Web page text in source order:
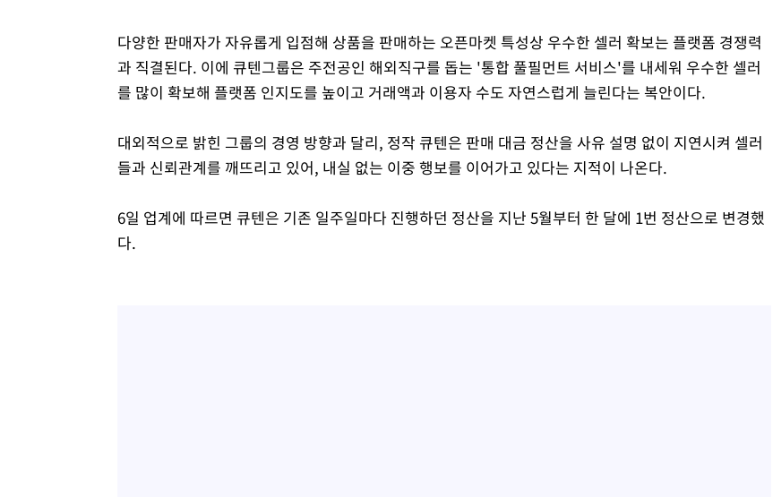
다양한 판매자가 자유롭게 입점해 상품을 판매하는 오픈마켓 특성상 우수한 셀러 확보는 플랫폼 경쟁력
과 직결된다. 이에 큐텐그룹은 주전공인 해외직구를 돕는 '통합 풀필먼트 서비스'를 내세워 우수한 셀러
를 많이 확보해 플랫폼 인지도를 높이고 거래액과 이용자 수도 자연스럽게 늘린다는 복안이다.
대외적으로 밝힌 그룹의 경영 방향과 달리, 정작 큐텐은 판매 대금 정산을 사유 설명 없이 지연시켜 셀러
들과 신뢰관계를 깨뜨리고 있어, 내실 없는 이중 행보를 이어가고 있다는 지적이 나온다.
6일 업계에 따르면 큐텐은 기존 일주일마다 진행하던 정산을 지난 5월부터 한 달에 1번 정산으로 변경했
다.